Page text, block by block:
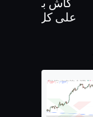
الايداع